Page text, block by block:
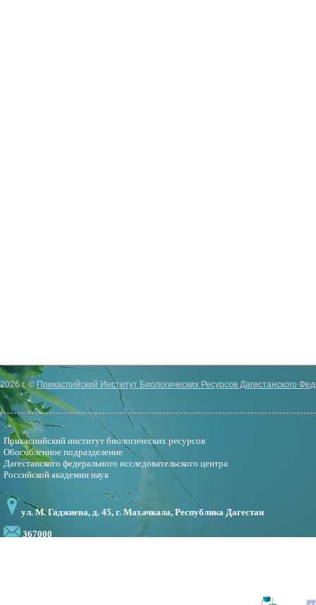
2026 г. ©Прикаспийский Институт Биологических Ресурсов Дагестанского
Прикаспийский институт биологических ресурсов
Обособленное подразделение
Дагестанского федерального исследовательского центра
Российской академии наук
ул. М. Гаджиева, д. 45, г. Махачкала, Республика Дагестан
367000